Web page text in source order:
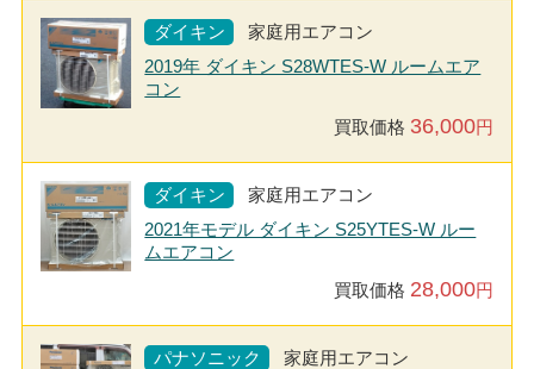
ダイキン
家庭用エアコン
2019年 ダイキン S28WTES-W ルームエア
コン
買取価格 36,000円
ダイキン
家庭用エアコン
2021年モデル ダイキン S25YTES-W ルー
ムエアコン
買取価格 28,000円
パナソニック
家庭用エアコン